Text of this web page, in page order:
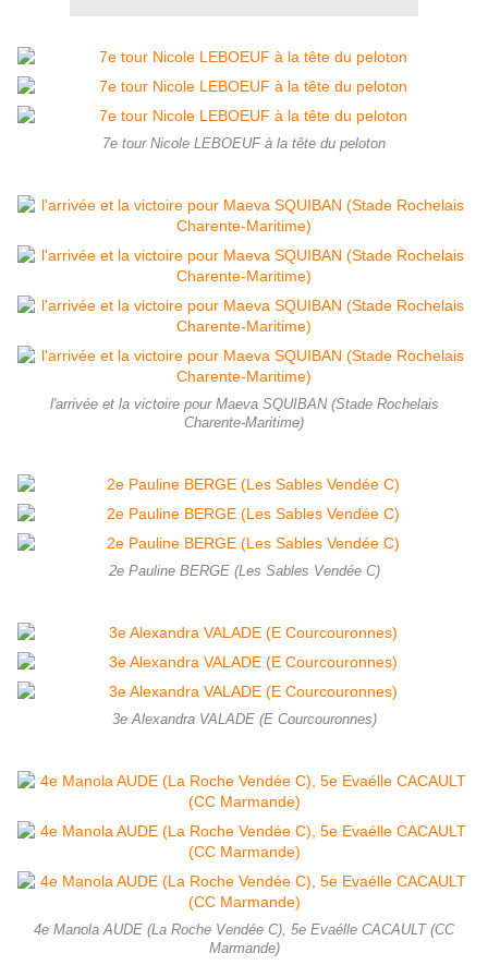
7e tour Nicole LEBOEUF à la tête du peloton
l'arrivée et la victoire pour Maeva SQUIBAN (Stade Rochelais
Charente-Maritime)
2e Pauline BERGE (Les Sables Vendée C)
3e Alexandra VALADE (E Courcouronnes)
4e Manola AUDE (La Roche Vendée C), 5e Evaélle CACAULT (CC
Marmande)